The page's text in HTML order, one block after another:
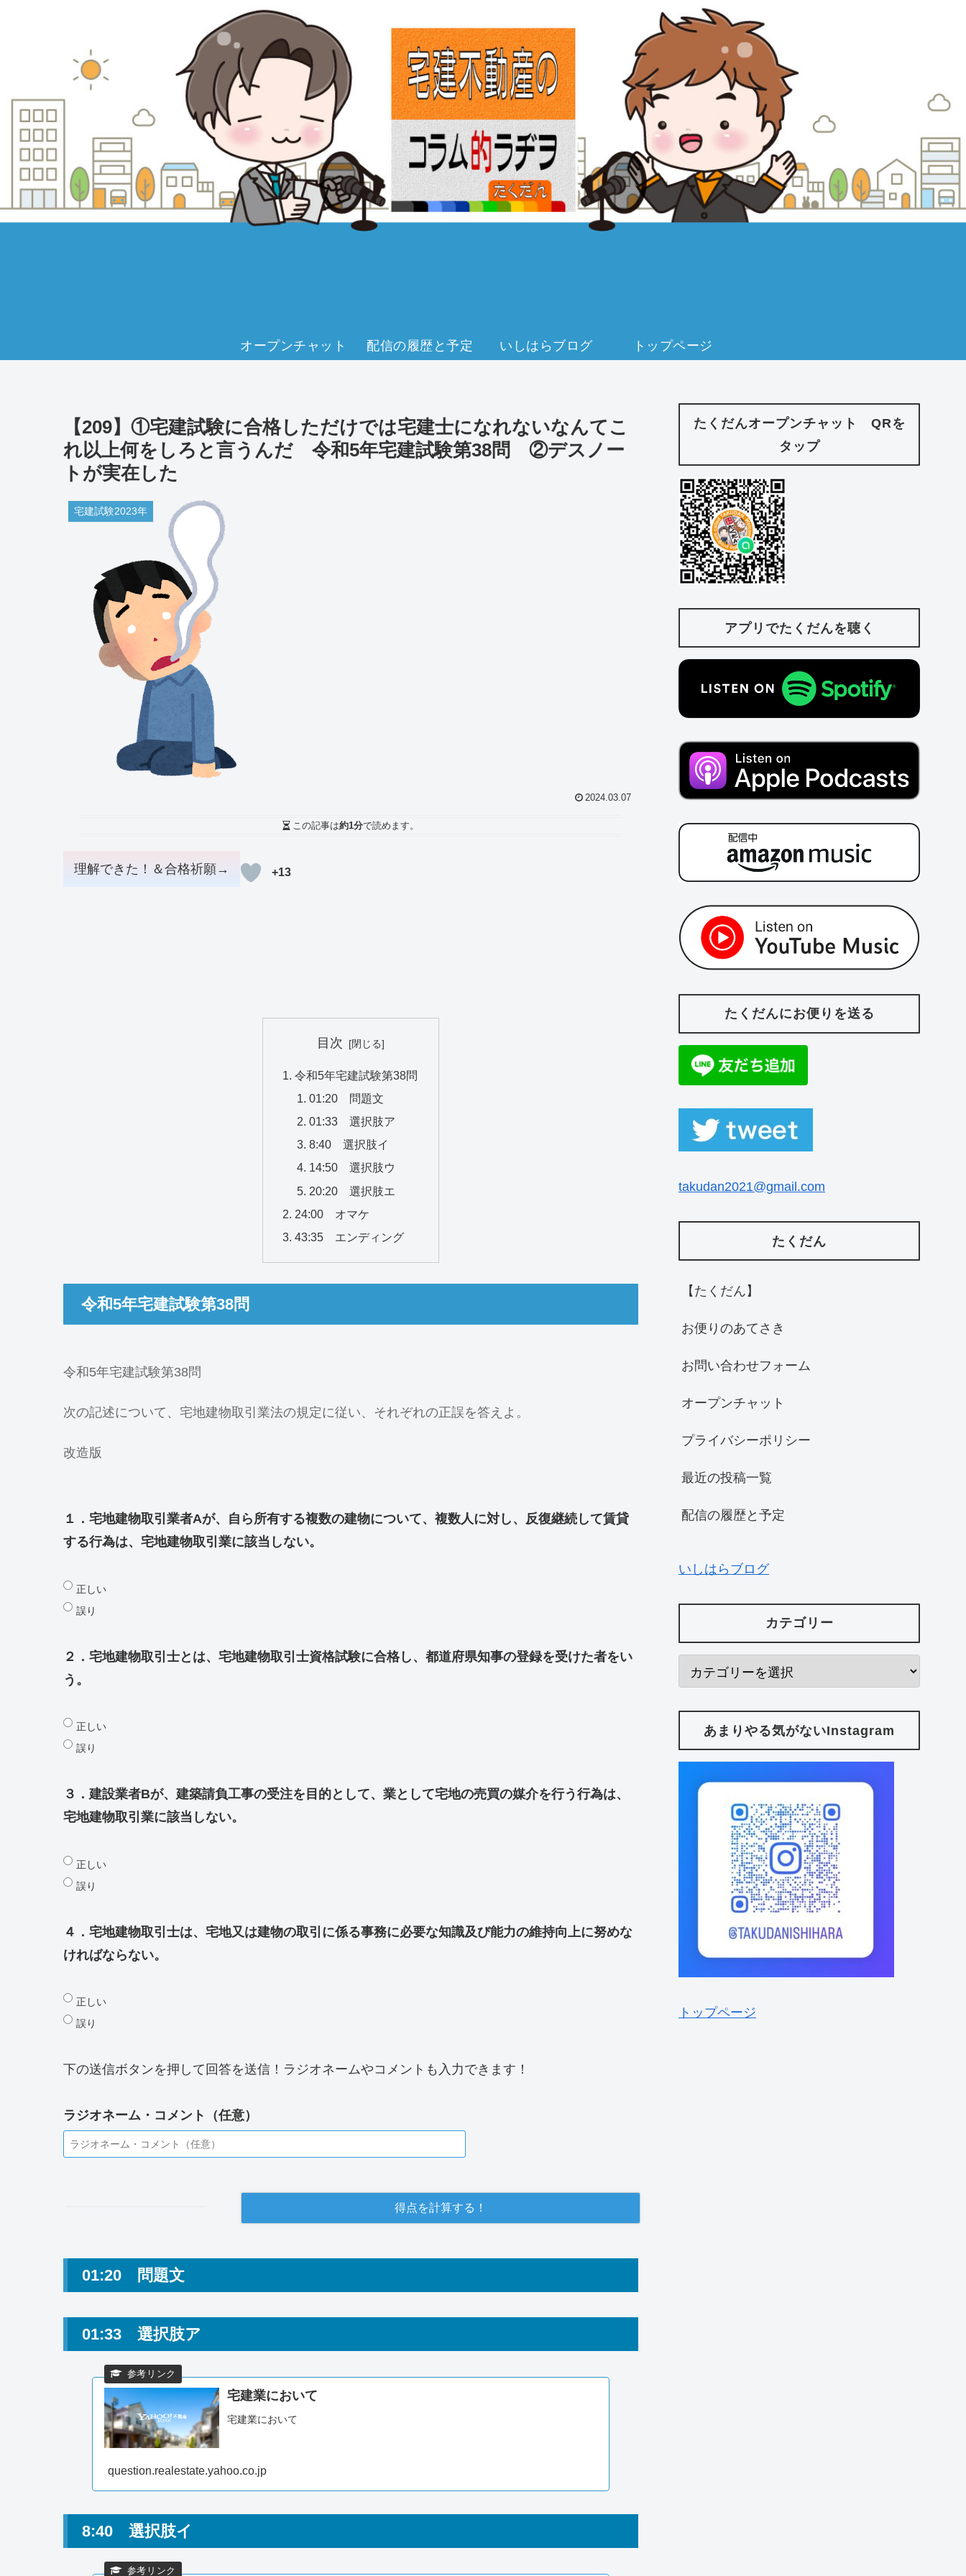
オープンチャット 配信の履歴と予定 いしはらブログ トップページ
【209】①宅建試験に合格しただけでは宅建士になれないなんてこ
れ以上何をしろと言うんだ 令和5年宅建試験第38問 ②デスノー
トが実在した
宅建試験2023年
2024.03.07
この記事は約1分で読めます。
+13
目次
令和5年宅建試験第38問
01:20 問題文
01:33 選択肢ア
8:40 選択肢イ
14:50 選択肢ウ
20:20 選択肢エ
24:00 オマケ
43:35 エンディング
令和5年宅建試験第38問
令和5年宅建試験第38問
次の記述について、宅地建物取引業法の規定に従い、それぞれの正誤を答えよ。
改造版
１．宅地建物取引業者Aが、自ら所有する複数の建物について、複数人に対し、反復継続して賃貸
する行為は、宅地建物取引業に該当しない。
正しい
誤り
２．宅地建物取引士とは、宅地建物取引士資格試験に合格し、都道府県知事の登録を受けた者をい
う。
正しい
誤り
３．建設業者Bが、建築請負工事の受注を目的として、業として宅地の売買の媒介を行う行為は、
宅地建物取引業に該当しない。
正しい
誤り
４．宅地建物取引士は、宅地又は建物の取引に係る事務に必要な知識及び能力の維持向上に努めな
ければならない。
正しい
誤り
下の送信ボタンを押して回答を送信！ラジオネームやコメントも入力できます！
ラジオネーム・コメント（任意）
01:20 問題文
01:33 選択肢ア
宅建業において
宅建業において
question.realestate.yahoo.co.jp
8:40 選択肢イ
たくだんオープンチャット QRを
タップ
アプリでたくだんを聴く
たくだんにお便りを送る
takudan2021@gmail.com
たくだん
【たくだん】
お便りのあてさき
お問い合わせフォーム
オープンチャット
プライバシーポリシー
最近の投稿一覧
配信の履歴と予定
いしはらブログ
カテゴリー
あまりやる気がないInstagram
トップページ